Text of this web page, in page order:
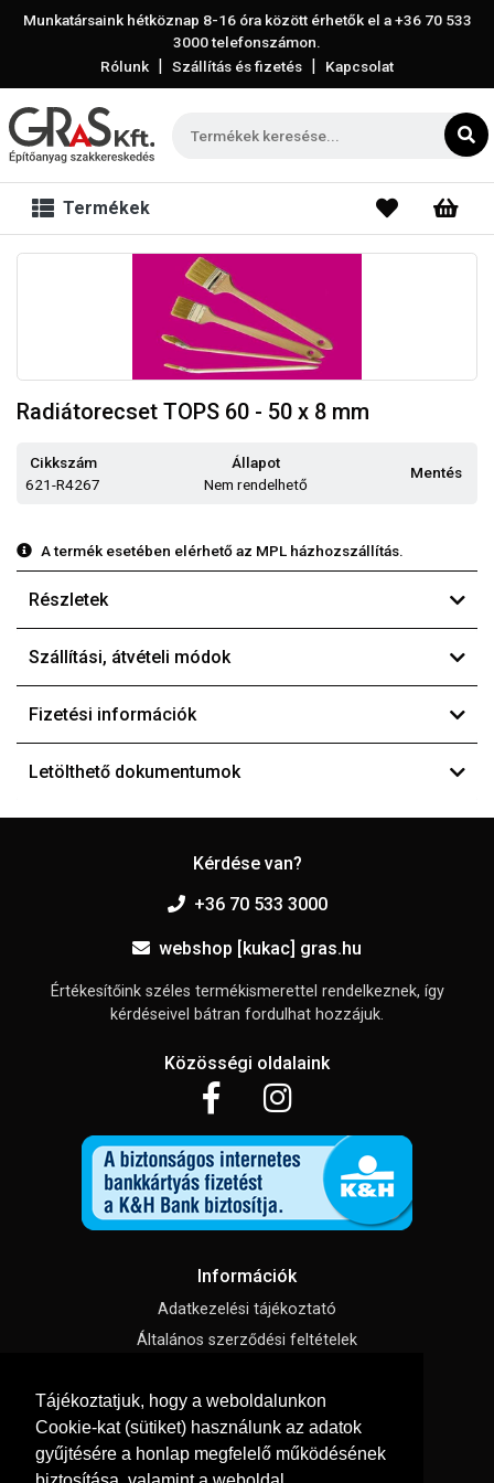
Tájékoztatjuk, hogy a weboldalunkon
Cookie-kat (sütiket) használunk az adatok
gyűjtésére a honlap megfelelő működésének
Munkatársaink hétköznap 8-16 óra között érhetők el a+36 70 533
3000telefonszámon.
Rólunk | Szállítás és fizetés | Kapcsolat
Termékek
Radiátorecset TOPS 60 - 50 x 8 mm
Cikkszám
621-R4267
Állapot
Nem rendelhető
Mentés
A termék esetében elérhető az MPL házhozszállítás.
Részletek
Szállítási, átvételi módok
Fizetési információk
Letölthető dokumentumok
Kérdése van?
+36 70 533 3000
webshop [kukac] gras.hu
Értékesítőink széles termékismerettel rendelkeznek, így
kérdéseivel bátran fordulhat hozzájuk.
Közösségi oldalaink
Információk
Adatkezelési tájékoztató
Általános szerződési feltételek
Süti beállítások
Menü